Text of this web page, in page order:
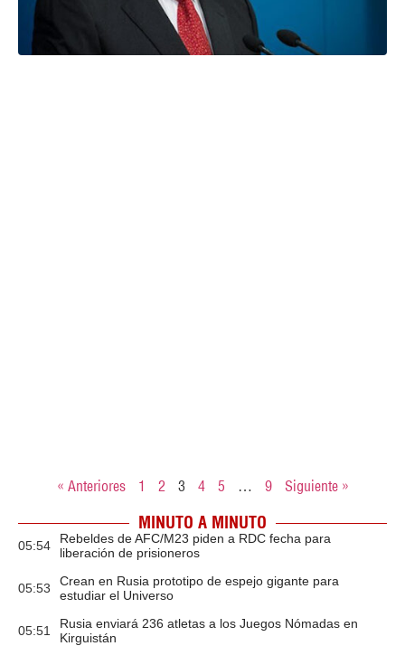
« Anteriores 1 2 3 4 5 … 9 Siguiente »
MINUTO A MINUTO
05:54
Rebeldes de AFC/M23 piden a RDC fecha para
liberación de prisioneros
05:53
Crean en Rusia prototipo de espejo gigante para
estudiar el Universo
05:51
Rusia enviará 236 atletas a los Juegos Nómadas en
Kirguistán